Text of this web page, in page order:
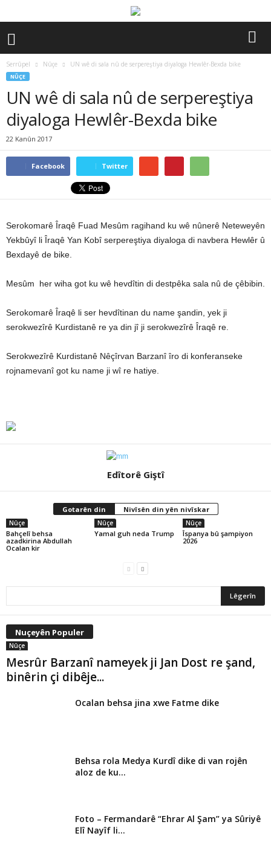
Serrûpel Nûçe UN wê di sala nû de serpereştiya diyaloga Hewlêr-Bexda bike
NÛÇE
UN wê di sala nû de serpereştiya
diyaloga Hewlêr-Bexda bike
22 Kanûn 2017
Facebook Twitter
Serokomarê Îraqê Fuad Mesûm ragihand ku wê nûnerê Neteweyên
Yekbûyî li Îraqê Yan Kobî serpereştiya diyaloga di navbera Hewlêr û
Bexdayê de bike.
Mesûm her wiha got ku wê hevdîtin di destpêka sala nû de çêbibin.
Serokomarê Îraqê li ser hevdîtinan du name şandin, yek ji
serokwezîrê Kurdistanê re ya din jî ji serokwezîrê Îraqê re.
Serokwezîrê Kurdistanê Nêçîrvan Barzanî îro di konferanseke
rojnamevanî got ku name ji wî re hatiye.
Edîtorê Giştî
Gotarên din Nivîsên din yên nivîskar
Nûçe
Bahçelî behsa
azadkirina Abdullah
Ocalan kir
Nûçe
Yamal guh neda Trump
Nûçe
Îspanya bû şampiyon
2026
Nuçeyên Populer
Nûçe
Mesrûr Barzanî nameyek ji Jan Dost re şand,
binêrin çi dibêje...
Ocalan behsa jina xwe Fatme dike
Behsa rola Medya Kurdî dike di van rojên
aloz de ku...
Foto – Fermandarê “Ehrar Al Şam” ya Sûriyê
Elî Nayîf li...